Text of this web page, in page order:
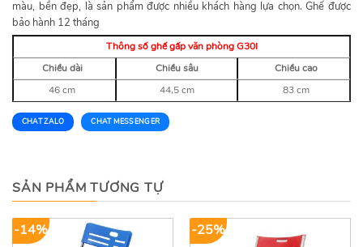
màu, bền đẹp, là sản phẩm được nhiều khách hàng lựa chọn. Ghế được
bảo hành 12 tháng
Thông số ghế gấp văn phòng G30I
Chiều dài
Chiều sâu
Chiều cao
46 cm
44,5 cm 83 cm
CHAT ZALO CHAT MESSENGER
SẢN PHẨM TƯƠNG TỰ
-14% -25%